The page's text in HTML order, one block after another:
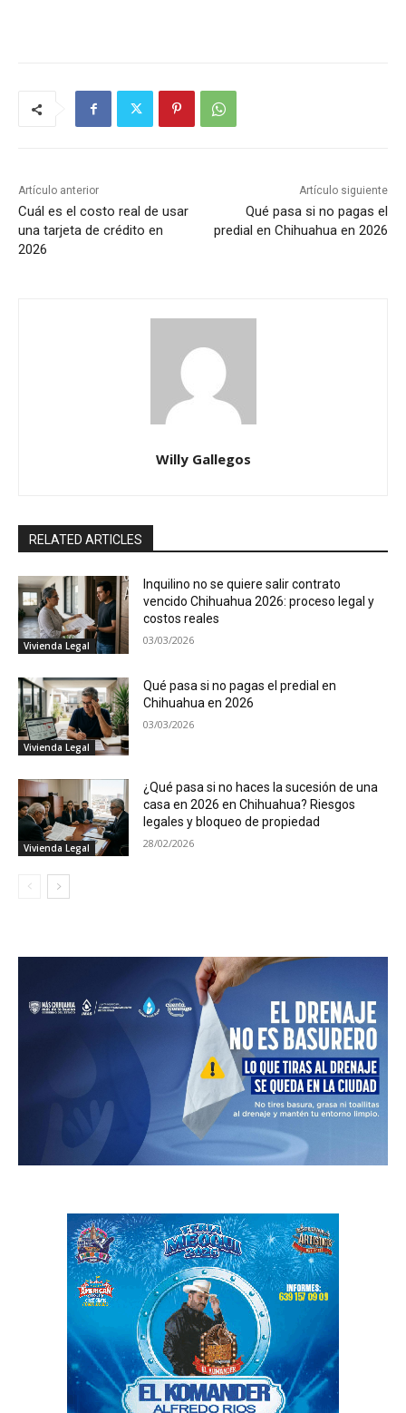
Artículo anterior
Cuál es el costo real de usar
una tarjeta de crédito en
2026
Artículo siguiente
Qué pasa si no pagas el
predial en Chihuahua en 2026
Willy Gallegos
RELATED ARTICLES
Vivienda Legal
Inquilino no se quiere salir contrato
vencido Chihuahua 2026: proceso legal y
costos reales
03/03/2026
Vivienda Legal
Qué pasa si no pagas el predial en
Chihuahua en 2026
03/03/2026
Vivienda Legal
¿Qué pasa si no haces la sucesión de una
casa en 2026 en Chihuahua? Riesgos
legales y bloqueo de propiedad
28/02/2026